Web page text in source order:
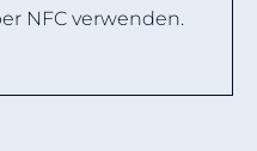
NFC verwenden.